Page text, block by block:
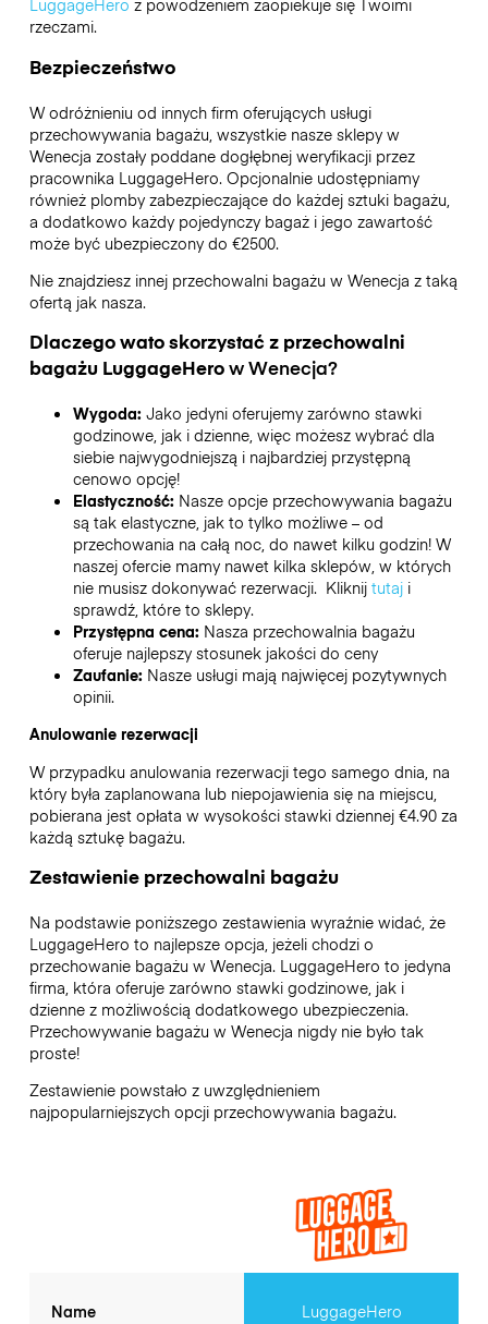
LuggageHero z powodzeniem zaopiekuje się Twoimi
rzeczami.
Bezpieczeństwo
W odróżnieniu od innych firm oferujących usługi
przechowywania bagażu, wszystkie nasze sklepy w
Wenecja zostały poddane dogłębnej weryfikacji przez
pracownika LuggageHero. Opcjonalnie udostępniamy
również plomby zabezpieczające do każdej sztuki bagażu,
a dodatkowo każdy pojedynczy bagaż i jego zawartość
może być ubezpieczony do €2500.
Nie znajdziesz innej przechowalni bagażu w Wenecja z taką
ofertą jak nasza.
Dlaczego wato skorzystać z przechowalni
bagażu LuggageHerowWenecja?
Wygoda: Jako jedyni oferujemy zarówno stawki
godzinowe, jak i dzienne, więc możesz wybrać dla
siebie najwygodniejszą i najbardziej przystępną
cenowo opcję!
Elastyczność: Nasze opcje przechowywania bagażu
są tak elastyczne, jak to tylko możliwe – od
przechowania na całą noc, do nawet kilku godzin! W
naszej ofercie mamy nawet kilka sklepów, w których
nie musisz dokonywać rezerwacji. Kliknij tutaji
sprawdź, które to sklepy.
Przystępna cena: Nasza przechowalnia bagażu
oferuje najlepszy stosunek jakości do ceny
Zaufanie: Nasze usługi mają najwięcej pozytywnych
opinii.
Anulowanie rezerwacji
W przypadku anulowania rezerwacji tego samego dnia, na
który była zaplanowana lub niepojawienia się na miejscu,
pobierana jest opłata w wysokości stawki dziennej €4.90 za
każdą sztukę bagażu.
Zestawienie przechowalni bagażu
Na podstawie poniższego zestawienia wyraźnie widać, że
LuggageHero to najlepsze opcja, jeżeli chodzi o
przechowanie bagażu w Wenecja. LuggageHero to jedyna
firma, która oferuje zarówno stawki godzinowe, jak i
dzienne z możliwością dodatkowego ubezpieczenia.
Przechowywanie bagażu w Wenecja nigdy nie było tak
proste!
Zestawienie powstało z uwzględnieniem
najpopularniejszych opcji przechowywania bagażu.
Name LuggageHero